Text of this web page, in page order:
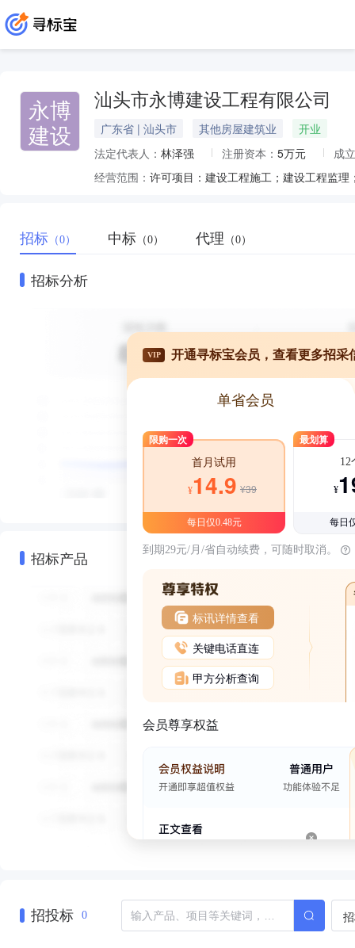
永博
建设
汕头市永博建设工程有限公司
广东省 | 汕头市 其他房屋建筑业
开业
法定代表人： 林泽强 注册资本： 5万元
成
经营范围：
招标 （0） 中标 （0） 代理 （0）
招标分析
招标产品
VIP 开通寻标宝会员，查看更多招采
单省会员
限购一次
首月试用
¥14.9 ¥39
每日仅0.48元
最划算
12
¥
每日
到期29元/月/省自动续费，可随时取消。
标讯详情查看
关键电话直连
甲方分析查询
会员尊享权益
招投标 0